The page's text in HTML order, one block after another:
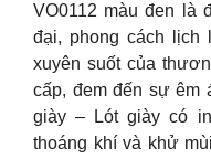
VO0112 màu đen là
đại, phong cách lịch
xuyên suốt của
cấp, đem đến sự êm
giày – Lót giày có
thoáng khí và khử